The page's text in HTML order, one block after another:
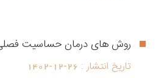
روش های درمان حساسیت
تاریخ انتشار : 1402-12-26